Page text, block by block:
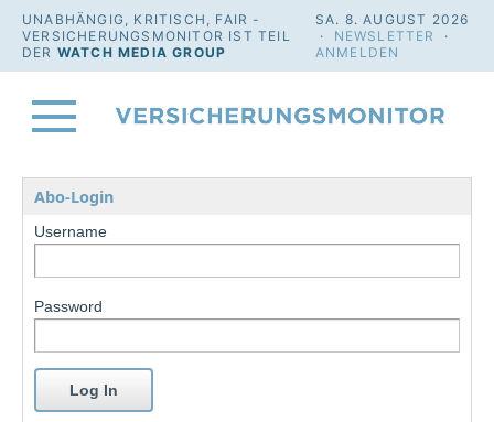
UNABHÄNGIG, KRITISCH, FAIR -
VERSICHERUNGSMONITOR IST TEIL
DER WATCH MEDIA GROUP
SA. 8. AUGUST 2026
· NEWSLETTER
·
ANMELDEN
Abo-Login
Username
Password